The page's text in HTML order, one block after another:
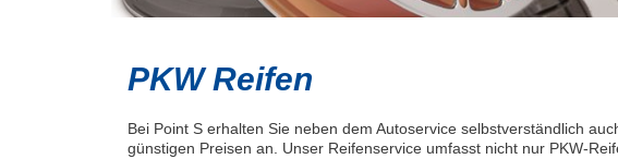
PKW Reifen
Bei Point S erhalten Sie neben dem Autoservice selbstverständlich
günstigen Preisen an. Unser Reifenservice umfasst nicht nur PKW-